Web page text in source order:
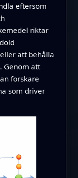
eftersom
riktar
att behålla
Genom att
forskare
som driver